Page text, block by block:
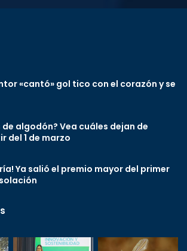
«cantó» gol tico con el corazón y se
algodón? Vea cuáles dejan de
del 1 de marzo
Ya salió el premio mayor del primer